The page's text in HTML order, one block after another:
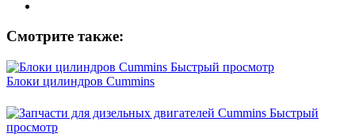
Смотрите также:
Быстрый просмотр
Блоки цилиндров Cummins
Быстрый
просмотр